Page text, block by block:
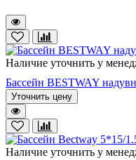
Наличие уточнить у
Бассейн BESTWAY
Уточнить цену
Наличие уточнить у